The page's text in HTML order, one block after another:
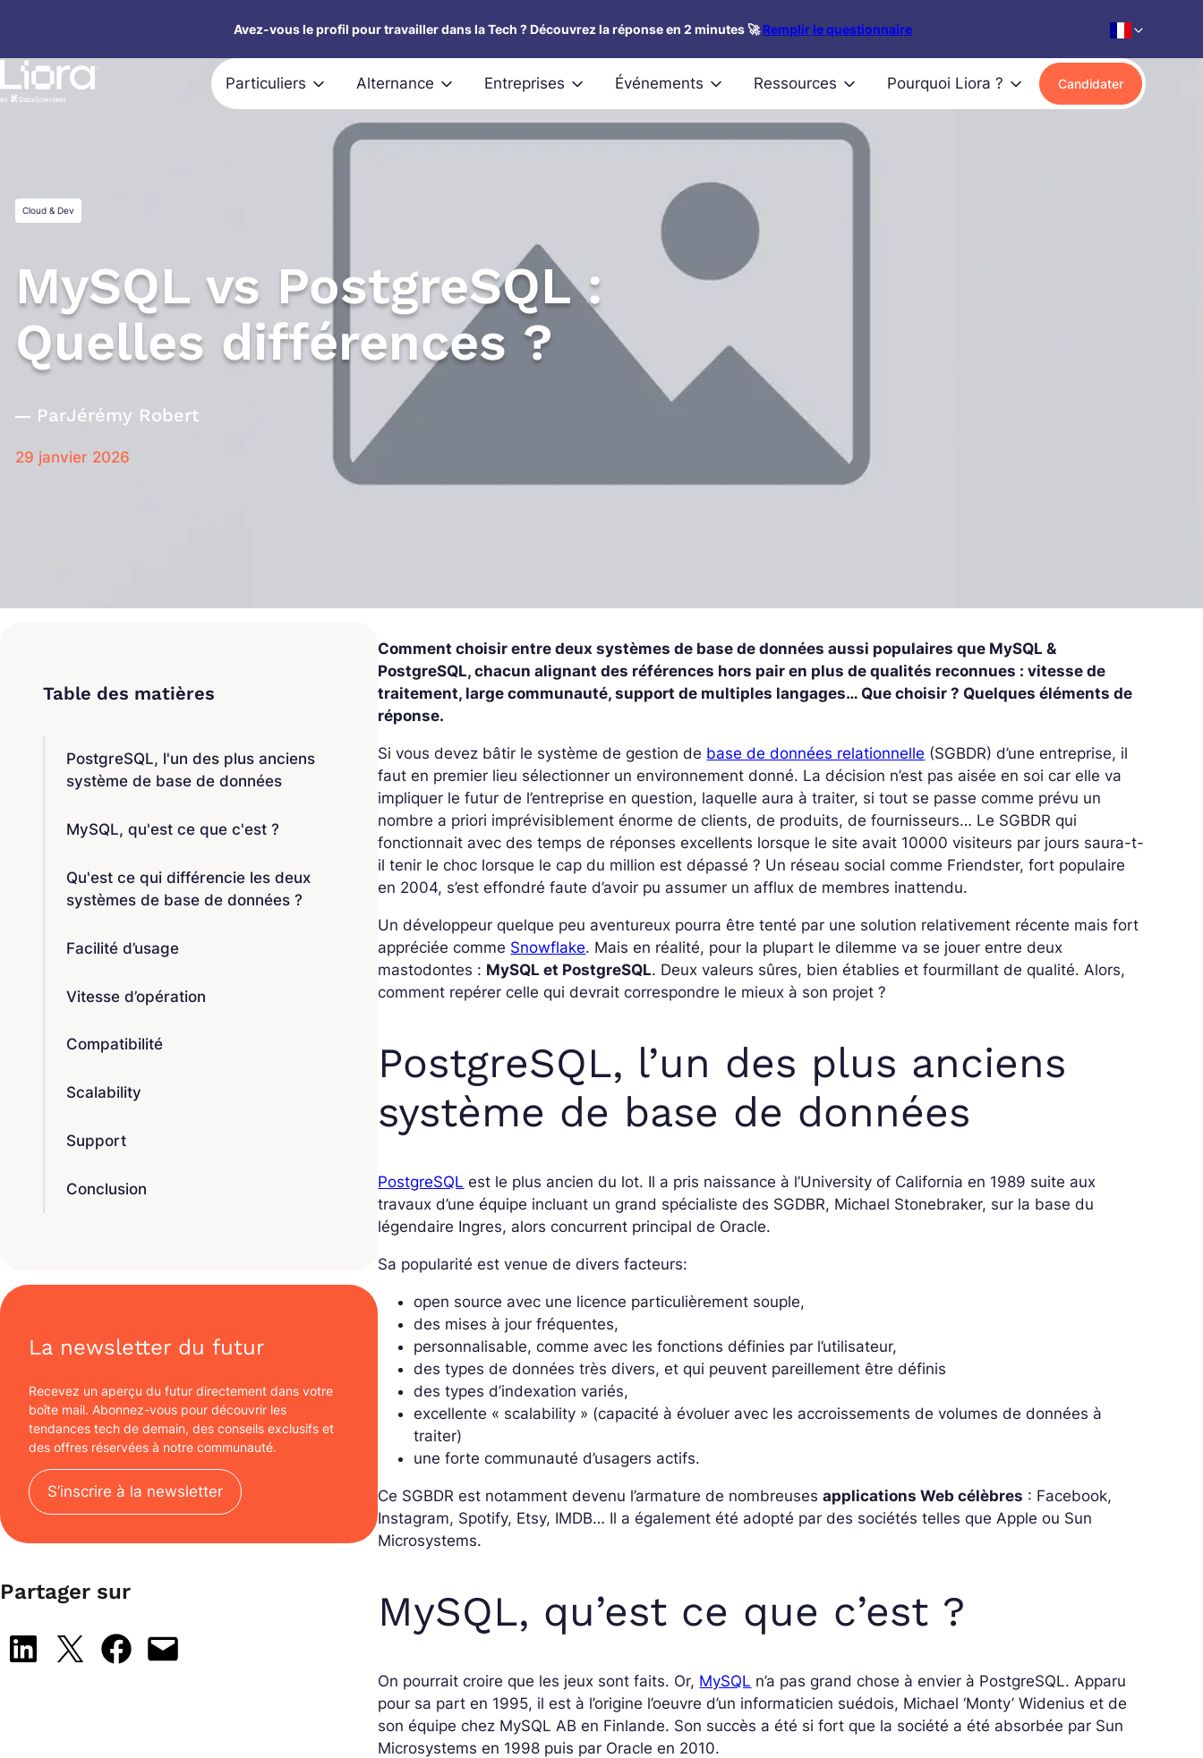
contenu
Avez-vous le profil pour travailler dans la Tech ? Découvrez la réponse en 2 minutes 🚀Remplir le questionnaire
Particuliers Alternance Entreprises Événements Ressources Pourquoi Liora ? Candidater
Cloud & Dev
MySQL vs PostgreSQL :
Quelles différences ?
ParJérémy Robert
29 janvier 2026
PostgreSQL, l'un des plus anciens
système de base de données
MySQL, qu'est ce que c'est ?
Qu'est ce qui différencie les deux
systèmes de base de données ?
Facilité d’usage
Vitesse d’opération
Compatibilité
Scalability
Support
Conclusion
La newsletter du futur
Recevez un aperçu du futur directement dans votre
boîte mail. Abonnez-vous pour découvrir les
tendances tech de demain, des conseils exclusifs et
des offres réservées à notre communauté.
S’inscrire à la newsletter
Partager sur
Share on LinkedIn
Share on X Share on Facebook
Email this Page
Comment choisir entre deux systèmes de base de données aussi populaires que MySQL &
PostgreSQL, chacun alignant des références hors pair en plus de qualités reconnues : vitesse de
traitement, large communauté, support de multiples langages… Que choisir ? Quelques éléments de
réponse.
Si vous devez bâtir le système de gestion de base de données relationnelle (SGBDR) d’une entreprise, il
faut en premier lieu sélectionner un environnement donné. La décision n’est pas aisée en soi car elle va
impliquer le futur de l’entreprise en question, laquelle aura à traiter, si tout se passe comme prévu un
nombre a priori imprévisiblement énorme de clients, de produits, de fournisseurs… Le SGBDR qui
fonctionnait avec des temps de réponses excellents lorsque le site avait 10000 visiteurs par jours saura-t-
il tenir le choc lorsque le cap du million est dépassé ? Un réseau social comme Friendster, fort populaire
en 2004, s’est effondré faute d’avoir pu assumer un afflux de membres inattendu.
Un développeur quelque peu aventureux pourra être tenté par une solution relativement récente mais fort
appréciée comme Snowflake. Mais en réalité, pour la plupart le dilemme va se jouer entre deux
mastodontes : MySQL et PostgreSQL. Deux valeurs sûres, bien établies et fourmillant de qualité. Alors,
comment repérer celle qui devrait correspondre le mieux à son projet ?
PostgreSQL, l’un des plus anciens
système de base de données
PostgreSQL est le plus ancien du lot. Il a pris naissance à l’University of California en 1989 suite aux
travaux d’une équipe incluant un grand spécialiste des SGDBR, Michael Stonebraker, sur la base du
légendaire Ingres, alors concurrent principal de Oracle.
Sa popularité est venue de divers facteurs:
open source avec une licence particulièrement souple,
des mises à jour fréquentes,
personnalisable, comme avec les fonctions définies par l’utilisateur,
des types de données très divers, et qui peuvent pareillement être définis
des types d’indexation variés,
excellente « scalability » (capacité à évoluer avec les accroissements de volumes de données à
traiter)
une forte communauté d’usagers actifs.
Ce SGBDR est notamment devenu l’armature de nombreusesapplications Web célèbres : Facebook,
Instagram, Spotify, Etsy, IMDB… Il a également été adopté par des sociétés telles que Apple ou Sun
Microsystems.
MySQL, qu’est ce que c’est ?
On pourrait croire que les jeux sont faits. Or, MySQL n’a pas grand chose à envier à PostgreSQL. Apparu
pour sa part en 1995, il est à l’origine l’oeuvre d’un informaticien suédois, Michael ‘Monty’ Widenius et de
son équipe chez MySQL AB en Finlande. Son succès a été si fort que la société a été absorbée par Sun
Microsystems en 1998 puis par Oracle en 2010.